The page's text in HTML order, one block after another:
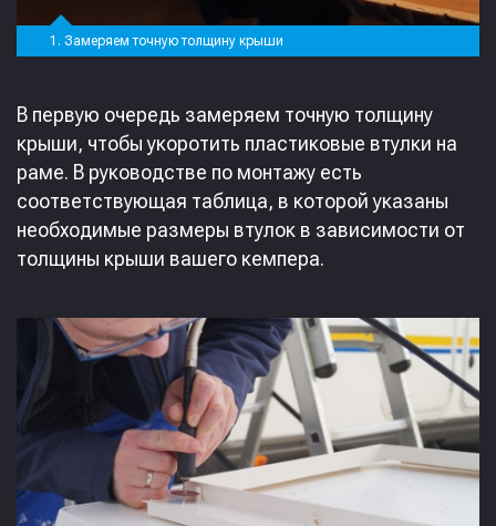
1. Замеряем точную толщину крыши
В первую очередь замеряем точную толщину
крыши, чтобы укоротить пластиковые втулки на
раме. В руководстве по монтажу есть
соответствующая таблица, в которой указаны
необходимые размеры втулок в зависимости от
толщины крыши вашего кемпера.